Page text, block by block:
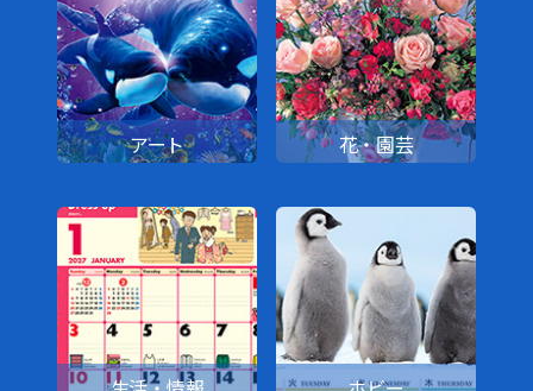
アート 花・園芸